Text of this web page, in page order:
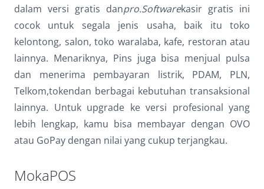
dalam versi gratis danpro.Softwarekasir gratis ini
cocok untuk segala jenis usaha, baik itu toko
kelontong, salon, toko waralaba, kafe, restoran atau
lainnya. Menariknya, Pins juga bisa menjual pulsa
dan menerima pembayaran listrik, PDAM, PLN,
Telkom,tokendan berbagai kebutuhan transaksional
lainnya. Untuk upgrade ke versi profesional yang
lebih lengkap, kamu bisa membayar dengan OVO
atau GoPay dengan nilai yang cukup terjangkau.
MokaPOS